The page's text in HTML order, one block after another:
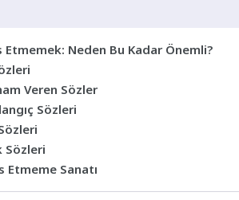
Etmemek: Neden Bu Kadar Önemli?
Veren Sözler
Sözleri
Sözleri
Etmeme Sanatı